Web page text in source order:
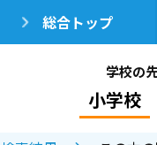
総合トップ
学校の
小学校